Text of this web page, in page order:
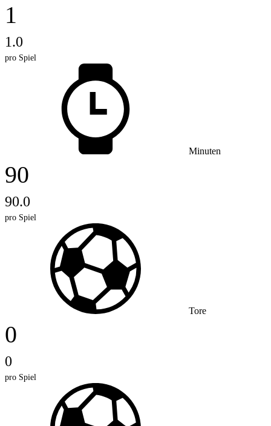
1
1.0
pro Spiel
Minuten
90
90.0
pro Spiel
Tore
0
0
pro Spiel